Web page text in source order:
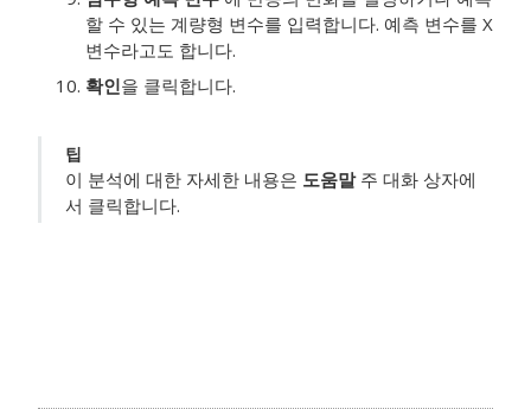
할 수 있는 계량형 변수를 입력합니다. 예측 변수를 X
변수라고도 합니다.
확인을 클릭합니다.
팁
이 분석에 대한 자세한 내용은 도움말주 대화 상자에
서 클릭합니다.